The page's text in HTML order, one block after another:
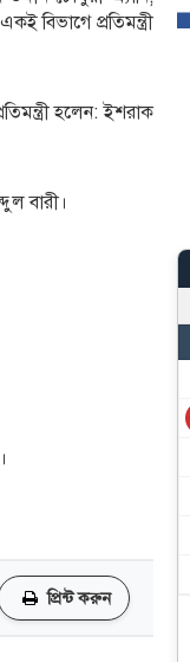
প্রতিমন্ত্রী
হলেন: ইশরাক
বারী।
প্রিন্ট করুন